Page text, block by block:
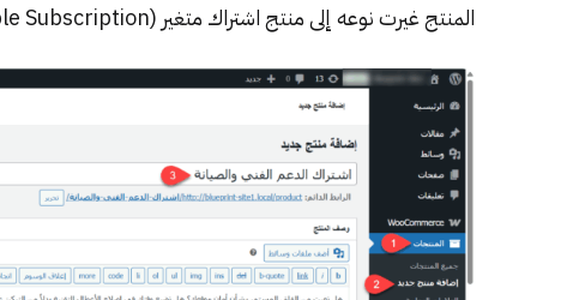
المنتج غيرت نوعه إلى منتج اشتراك متغير (Variable Subscription).